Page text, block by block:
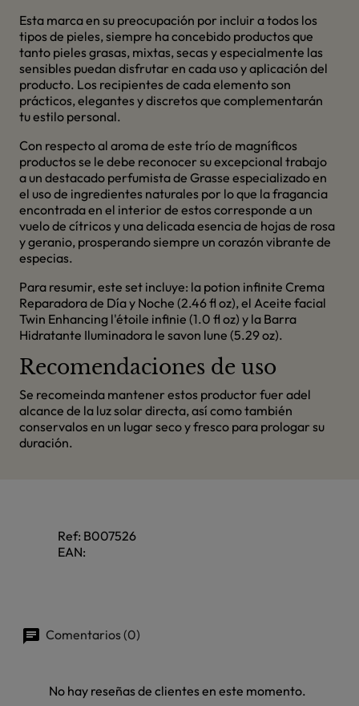
Esta marca en su preocupación por incluir a todos los
tipos de pieles, siempre ha concebido productos que
tanto pieles grasas, mixtas, secas y especialmente las
sensibles puedan disfrutar en cada uso y aplicación del
producto. Los recipientes de cada elemento son
prácticos, elegantes y discretos que complementarán
tu estilo personal.
Con respecto al aroma de este trío de magníficos
productos se le debe reconocer su excepcional trabajo
a un destacado perfumista de Grasse especializado en
el uso de ingredientes naturales por lo que la fragancia
encontrada en el interior de estos corresponde a un
vuelo de cítricos y una delicada esencia de hojas de rosa
y geranio, prosperando siempre un corazón vibrante de
especias.
Para resumir, este set incluye: la potion infinite Crema
Reparadora de Día y Noche (2.46 fl oz), el Aceite facial
Twin Enhancing l'étoile infinie (1.0 fl oz) y la Barra
Hidratante Iluminadora le savon lune (5.29 oz).
Recomendaciones de uso
Se recomeinda mantener estos productor fuer adel
alcance de la luz solar directa, así como también
conservalos en un lugar seco y fresco para prologar su
duración.
Ref: B007526
EAN:
Comentarios (0)
No hay reseñas de clientes en este momento.